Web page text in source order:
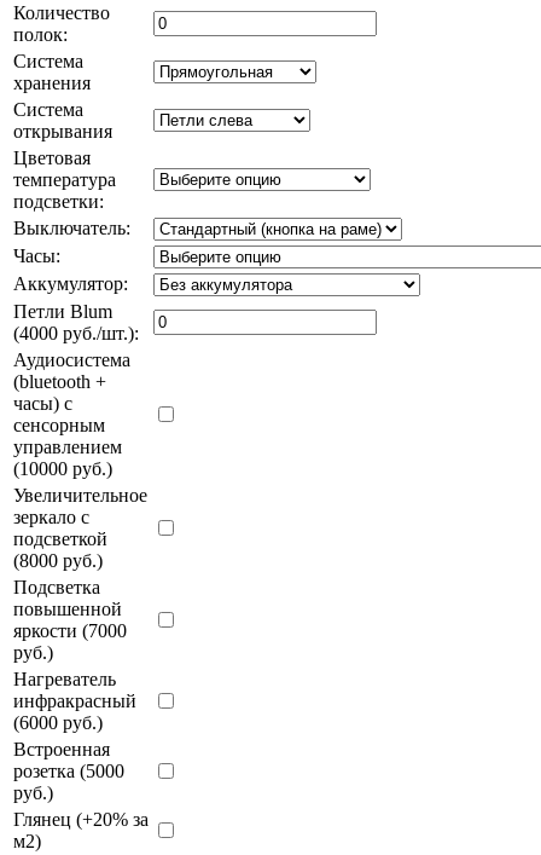
Количество
полок:
Система
хранения
Система
открывания
Цветовая
температура
подсветки:
Выключатель:
Часы:
Аккумулятор:
Петли Blum
(4000 руб./шт.):
Аудиосистема
(bluetooth +
часы) с
сенсорным
управлением
(10000 руб.)
Увеличительное
зеркало с
подсветкой
(8000 руб.)
Подсветка
повышенной
яркости (7000
руб.)
Нагреватель
инфракрасный
(6000 руб.)
Встроенная
розетка (5000
руб.)
Глянец (+20% за
м2)